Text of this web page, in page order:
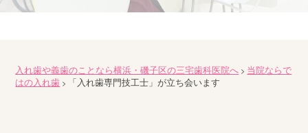
入れ歯や義歯のことなら横浜・磯子区の三宅歯科医院へ > 当院ならで
はの入れ歯 > 「入れ歯専門技工士」が立ち会います